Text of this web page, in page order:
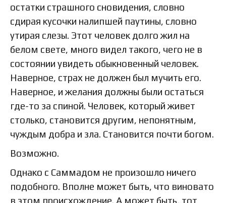
остатки страшного сновидения, словно
сдирая кусочки налипшей паутины, словно
утирая слезы. Этот человек долго жил на
белом свете, много видел такого, чего не в
состоянии увидеть обыкновенный человек.
Наверное, страх не должен был мучить его.
Наверное, и желания должны были остаться
где-то за спиной. Человек, который живет
столько, становится другим, непонятным,
чуждым добра и зла. Становится почти богом.
Возможно.
Однако с Саммадом не произошло ничего
подобного. Вполне может быть, что виновато
в этом происхождение. А может быть, тот